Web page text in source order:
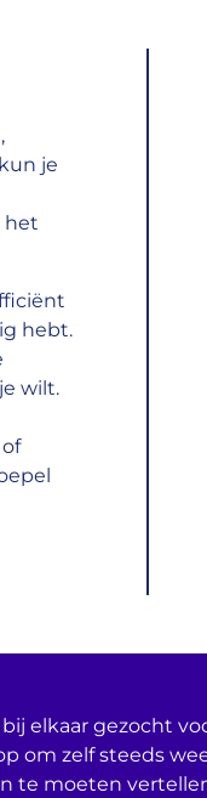
je
het
hebt.
wilt.
elkaar gezocht
om zelf steeds
te moeten